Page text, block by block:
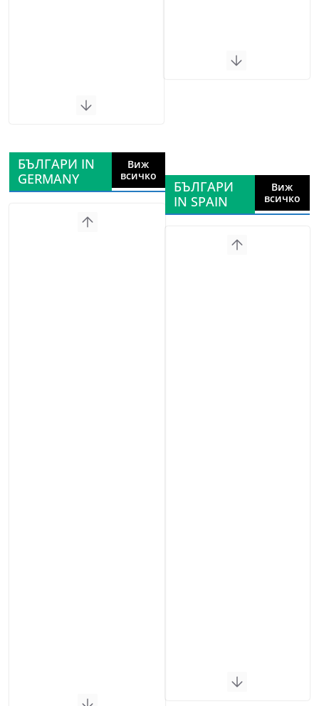
БЪЛГАРИ IN
GERMANY
Виж
всичко
БЪЛГАРИ
IN SPAIN
Виж
всичко